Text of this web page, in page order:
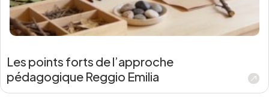
Les points forts de l’approche
pédagogique Reggio Emilia